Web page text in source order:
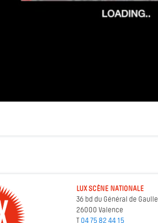
LUX SCÈNE NATIONALE
36 bd du Général de Gaulle
26000 Valence
T 04 75 82 44 15